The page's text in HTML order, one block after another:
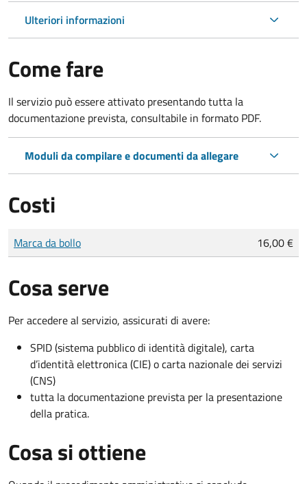
Ulteriori informazioni
Come fare
Il servizio può essere attivato presentando tutta la
documentazione prevista, consultabile in formato PDF.
Moduli da compilare e documenti da allegare
Costi
Tipo di pagamento
Importo
Marca da bollo 16,00 €
Cosa serve
Per accedere al servizio, assicurati di avere:
SPID (sistema pubblico di identità digitale), carta
d’identità elettronica (CIE) o carta nazionale dei servizi
(CNS)
tutta la documentazione prevista per la presentazione
della pratica.
Cosa si ottiene